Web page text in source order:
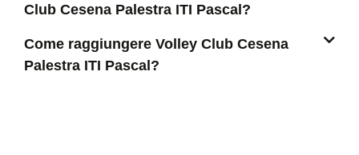
Club Cesena Palestra ITI Pascal?
Come raggiungere Volley Club Cesena
Palestra ITI Pascal?